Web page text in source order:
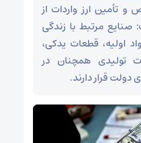
و تأمین ارز واردات از
مرتبط با زندگی
اولیه، قطعات یدکی،
تولیدی همچنان در
قرار دارند.